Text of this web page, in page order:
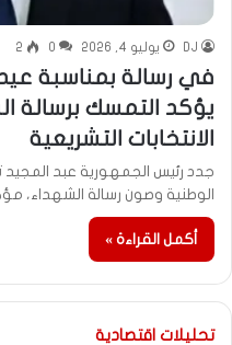
DJ يوليو 4, 2026 0
2
في رسالة بمناسبة عيد
يؤكد التمسك برسالة
الانتخابات التشريعية
جدد رئيس الجمهورية عبد المجيد
الوطنية وصون رسالة الشهداء،
أكمل القراءة »
تحليلات اقتصادية